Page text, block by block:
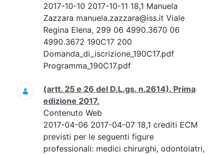
2017-10-10 2017-10-11 18,1 Manuela
Zazzara manuela.zazzara@iss.it Viale
Regina Elena, 299 06 4990.3670 06
4990.3672 190C17 200
Domanda_di_iscrizione_190C17.pdf
Programma_190C17.pdf
(artt. 25 e 26 del D.L.gs. n.2614). Prima
edizione 2017.
Contenuto Web
2017-04-06 2017-04-07 18,1 crediti ECM
previsti per le seguenti figure
professionali: medici chirurghi, odontoiatri,